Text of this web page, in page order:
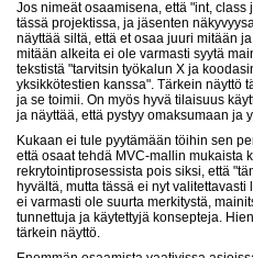
Jos nimeät osaamisena, että "int,
tässä projektissa, ja jäsenten
näyttää siltä, että et osaa juuri mitään
mitään alkeita ei ole varmasti syytä
tekstistä "tarvitsin työkalun X ja
yksikkötestien kanssa". Tärkein näyttö
ja se toimii. On myös hyvä tilaisuus
ja näyttää, että pystyy omaksumaan ja
Kukaan ei tule pyytämään töihin sen
että osaat tehdä MVC-mallin mukaista
rekrytointiprosessista pois siksi, että
hyvältä, mutta tässä ei nyt
ei varmasti ole suurta merkitystä,
tunnettuja ja käytettyjä konsepteja.
tärkein näyttö.